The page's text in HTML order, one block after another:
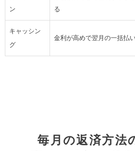
ン
る
キャッシン
グ
金利が高めで翌月の一括払
毎月の返済方法